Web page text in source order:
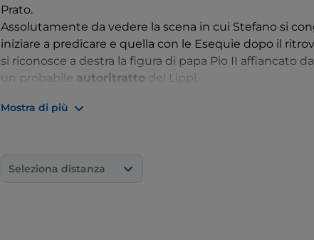
Prato.
Assolutamente da vedere la scena in cui Stefano si
iniziare a predicare e quella con le Esequie dopo il
si riconosce a destra la figura di papa Pio II affiancato
un probabile autoritratto del Lippi.
trova il gruppo con San Giovannino che lascia i
Mostra di più
Seleziona distanza